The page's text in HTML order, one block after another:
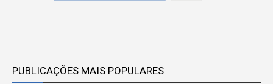
PUBLICAÇÕES MAIS POPULARES